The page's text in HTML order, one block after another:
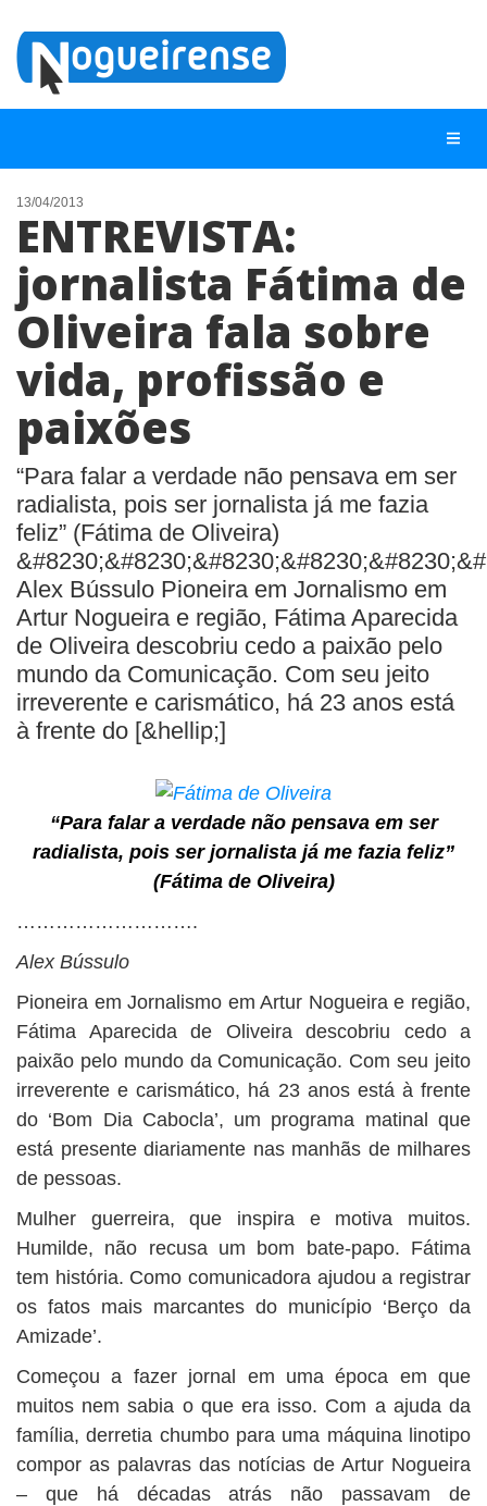
NOTÍCIAS
LISTA DIGITAL
TELEFONES ÚTEIS
QUEM SOMOS
CONTATO
ANUNCIE
BUSCAR
13/04/2013
ENTREVISTA:
jornalista Fátima de
Oliveira fala sobre
vida, profissão e
paixões
“Para falar a verdade não pensava em ser
radialista, pois ser jornalista já me fazia
feliz” (Fátima de Oliveira)
Alex Bússulo Pioneira em Jornalismo em
Artur Nogueira e região, Fátima Aparecida
de Oliveira descobriu cedo a paixão pelo
mundo da Comunicação. Com seu jeito
irreverente e carismático, há 23 anos está
à frente do [&hellip;]
“Para falar a verdade não pensava em ser
radialista, pois ser jornalista já me fazia feliz”
(Fátima de Oliveira)
……………………….
Alex Bússulo
Pioneira em Jornalismo em Artur Nogueira e região,
Fátima Aparecida de Oliveira descobriu cedo a
paixão pelo mundo da Comunicação. Com seu jeito
irreverente e carismático, há 23 anos está à frente
do ‘Bom Dia Cabocla’, um programa matinal que
está presente diariamente nas manhãs de milhares
de pessoas.
Mulher guerreira, que inspira e motiva muitos.
Humilde, não recusa um bom bate-papo. Fátima
tem história. Como comunicadora ajudou a registrar
os fatos mais marcantes do município ‘Berço da
Amizade’.
Começou a fazer jornal em uma época em que
muitos nem sabia o que era isso. Com a ajuda da
família, derretia chumbo para uma máquina linotipo
compor as palavras das notícias de Artur Nogueira
– que há décadas atrás não passavam de